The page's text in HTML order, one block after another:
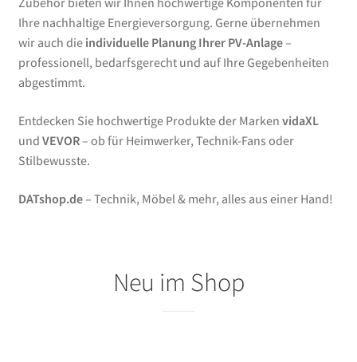
Ihre nachhaltige Energieversorgung. Gerne übernehmen
wir auch die individuelle Planung Ihrer PV-Anlage–
professionell, bedarfsgerecht und auf Ihre Gegebenheiten
abgestimmt.
Entdecken Sie hochwertige Produkte der Marken vidaXL
und VEVOR– ob für Heimwerker, Technik-Fans oder
Stilbewusste.
DATshop.de– Technik, Möbel & mehr, alles aus einer Hand!
Neu im Shop